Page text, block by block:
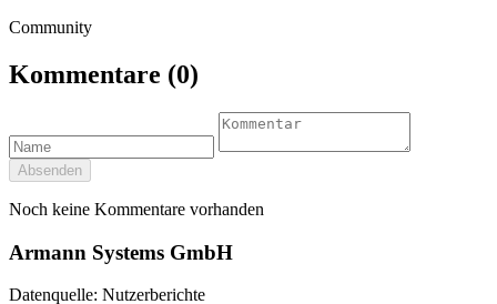
Community
Kommentare (0)
Absenden
Noch keine Kommentare vorhanden
Armann Systems GmbH
Datenquelle: Nutzerberichte